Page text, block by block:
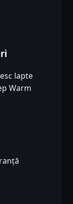
lapte
Warm